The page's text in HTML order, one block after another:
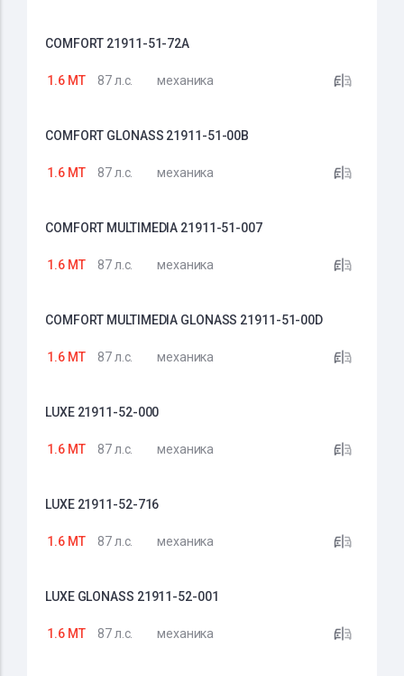
COMFORT 21911-51-72A
1.6 MT 87 л.с. механика
COMFORT GLONASS 21911-51-00B
1.6 MT 87 л.с. механика
COMFORT MULTIMEDIA 21911-51-007
1.6 MT 87 л.с. механика
COMFORT MULTIMEDIA GLONASS 21911-51-00D
1.6 MT 87 л.с. механика
LUXE 21911-52-000
1.6 MT 87 л.с. механика
LUXE 21911-52-716
1.6 MT 87 л.с. механика
LUXE GLONASS 21911-52-001
1.6 MT 87 л.с. механика